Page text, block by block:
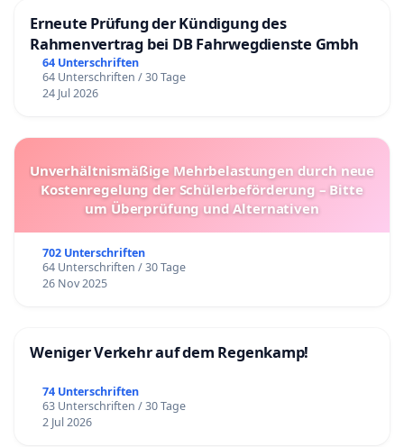
Erneute Prüfung der Kündigung des
Rahmenvertrag bei DB Fahrwegdienste Gmbh
64 Unterschriften
64 Unterschriften / 30 Tage
24 Jul 2026
Unverhältnismäßige Mehrbelastungen durch neue
Kostenregelung der Schülerbeförderung – Bitte
um Überprüfung und Alternativen
702 Unterschriften
64 Unterschriften / 30 Tage
26 Nov 2025
Weniger Verkehr auf dem Regenkamp!
74 Unterschriften
63 Unterschriften / 30 Tage
2 Jul 2026